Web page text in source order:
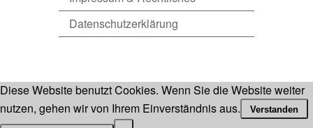
Datenschutzerklärung
Diese Website benutzt Cookies. Wenn Sie die Website weiter
nutzen, gehen wir von Ihrem Einverständnis aus.
Verstanden